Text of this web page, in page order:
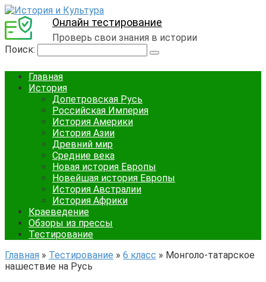
Онлайн тестирование
Проверь свои знания в истории
Поиск:
Главная
История
Допетровская Русь
Российская Империя
История Америки
История Азии
Древний мир
Средние века
Новая история Европы
Новейшая история Европы
История Австралии
История Африки
Краеведение
Обзоры из прессы
Тестирование
Главная » Тестирование » 6 класс » Монголо-татарское
нашествие на Русь